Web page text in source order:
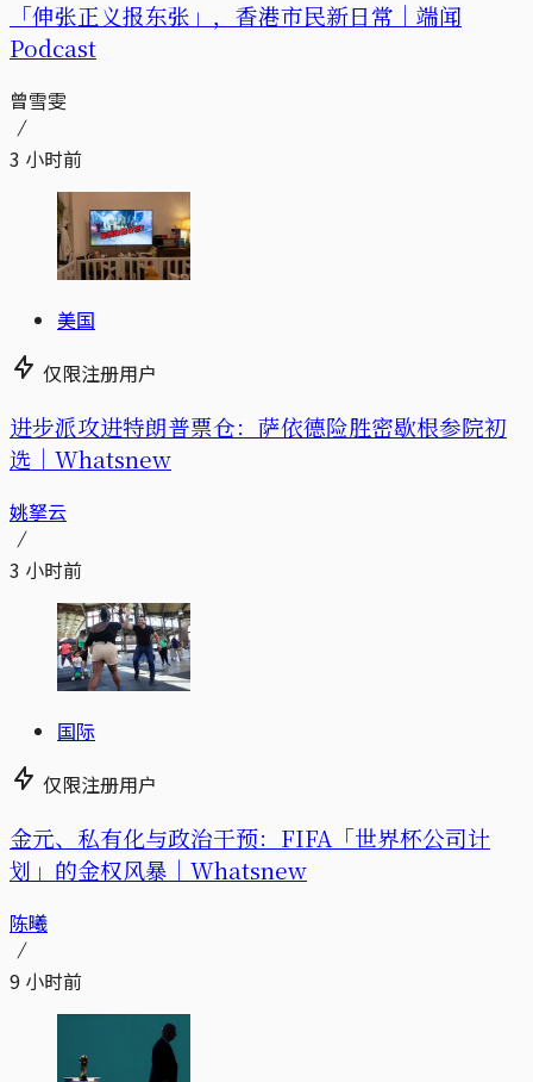
「伸张正义报东张」，香港市民新日常｜端闻
Podcast
曾雪雯
3 小时前
美国
仅限注册用户
进步派攻进特朗普票仓：萨依德险胜密歇根参院初
选｜Whatsnew
姚拏云
3 小时前
国际
仅限注册用户
金元、私有化与政治干预：FIFA「世界杯公司计
划」的金权风暴｜Whatsnew
陈曦
9 小时前